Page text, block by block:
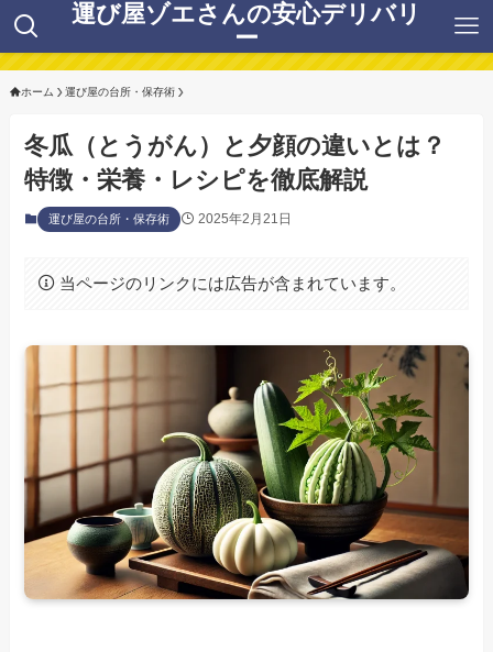
運び屋ゾエさんの安心デリバリ
ー
ホーム 運び屋の台所・保存術
冬瓜（とうがん）と夕顔の違いとは？
特徴・栄養・レシピを徹底解説
運び屋の台所・保存術 2025年2月21日
当ページのリンクには広告が含まれています。